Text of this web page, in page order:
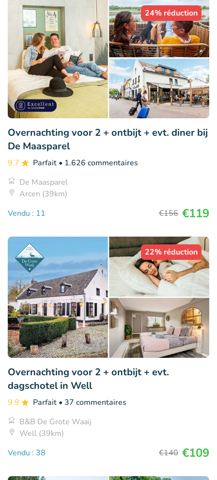
24% réduction
Overnachting voor 2 + ontbijt + evt. diner bij
De Maasparel
9.7 Parfait • 1.626 commentaires
De Maasparel
Arcen (39km)
Vendu : 11
€156 €119
22% réduction
Overnachting voor 2 + ontbijt + evt.
dagschotel in Well
9.9 Parfait • 37 commentaires
B&B De Grote Waaij
Well (39km)
Vendu : 38
€140 €109